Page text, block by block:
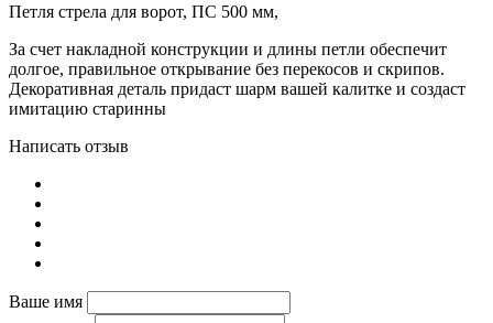
Петля стрела для ворот, ПС 500 мм,
За счет накладной конструкции и длины петли обеспечит
долгое, правильное открывание без перекосов и скрипов.
Декоративная деталь придаст шарм вашей калитке и создаст
имитацию старинны
Написать отзыв
Ваше имя